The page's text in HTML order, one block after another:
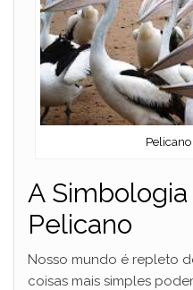
A
Pelicano
Nosso mundo é repleto
coisas mais simples